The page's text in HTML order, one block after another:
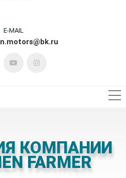
E-MAIL
КОМПАНИИ
FARMER